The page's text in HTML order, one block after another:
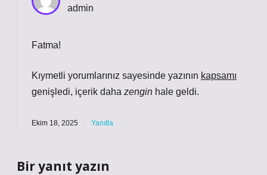
admin
Fatma!
Kıymetli yorumlarınız sayesinde yazının kapsamı
genişledi, içerik daha zengin hale geldi.
Ekim 18, 2025 Yanıtla
Bir yanıt yazın